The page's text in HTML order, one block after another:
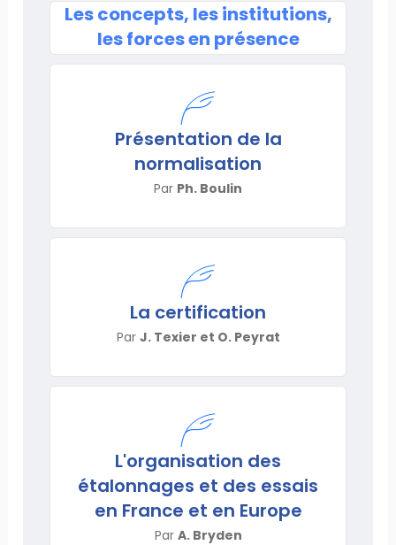
Les concepts, les institutions,
les forces en présence
Présentation de la
normalisation
Par Ph. Boulin
La certification
Par J. Texier et O. Peyrat
L'organisation des
étalonnages et des essais
en France et en Europe
Par A. Bryden